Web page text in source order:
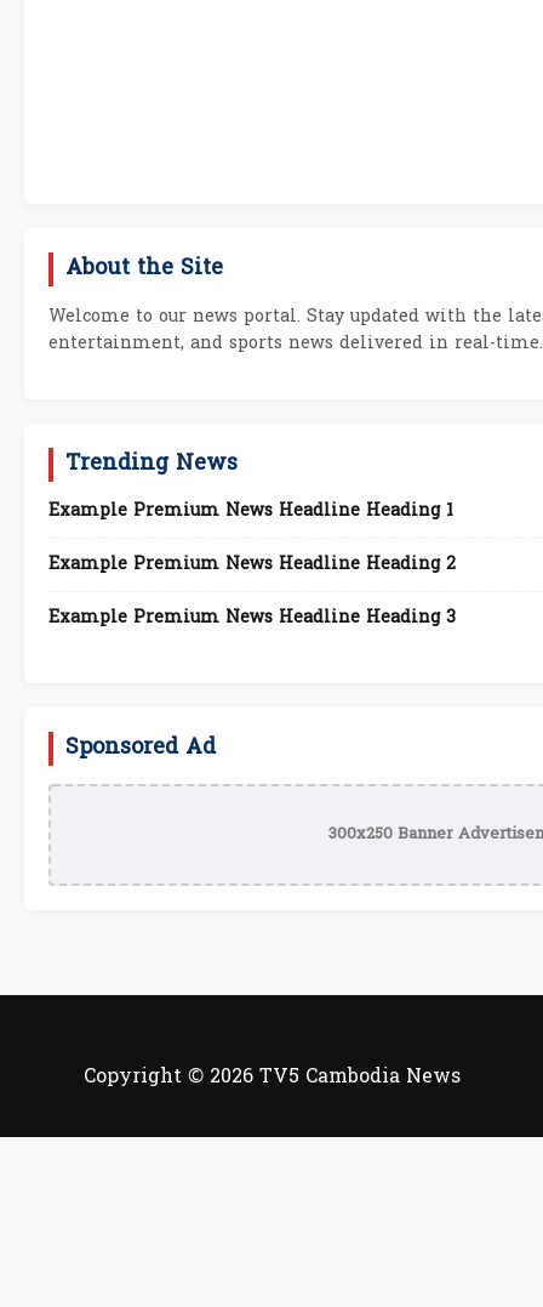
About the Site
Welcome to our news portal. Stay updated with the
entertainment, and sports news delivered in real-time.
Trending News
Example Premium News Headline Heading 1
Example Premium News Headline Heading 2
Example Premium News Headline Heading 3
Sponsored Ad
300x250 Banner
Copyright © 2026 TV5 Cambodia News